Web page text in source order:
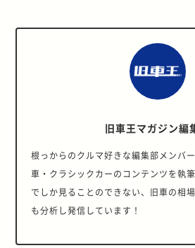
旧車王マガジン編
根っからのクルマ好きな編集部メンバ
車・クラシックカーのコンテンツを執
でしか見ることのできない、旧車の相
も分析し発信しています！